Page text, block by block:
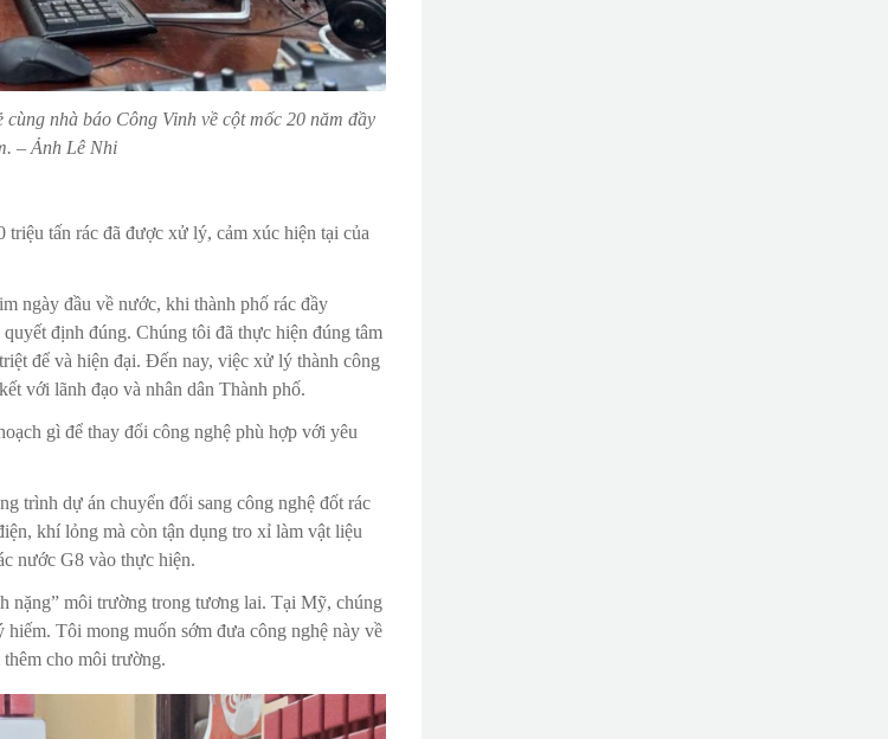
nhà báo Công Vinh về cột mốc 20 năm đầy
– Ảnh Lê Nhi
tấn rác đã được xử lý, cảm xúc hiện tại của
ngày đầu về nước, khi thành phố rác đầy
định đúng. Chúng tôi đã thực hiện đúng tâm
để và hiện đại. Đến nay, việc xử lý thành công
với lãnh đạo và nhân dân Thành phố.
gì để thay đổi công nghệ phù hợp với yêu
trình dự án chuyển đổi sang công nghệ đốt rác
khí lỏng mà còn tận dụng tro xỉ làm vật liệu
nước G8 vào thực hiện.
nặng” môi trường trong tương lai. Tại Mỹ, chúng
Tôi mong muốn sớm đưa công nghệ này về
cho môi trường.